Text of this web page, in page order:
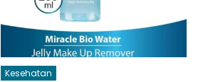
Kesehatan